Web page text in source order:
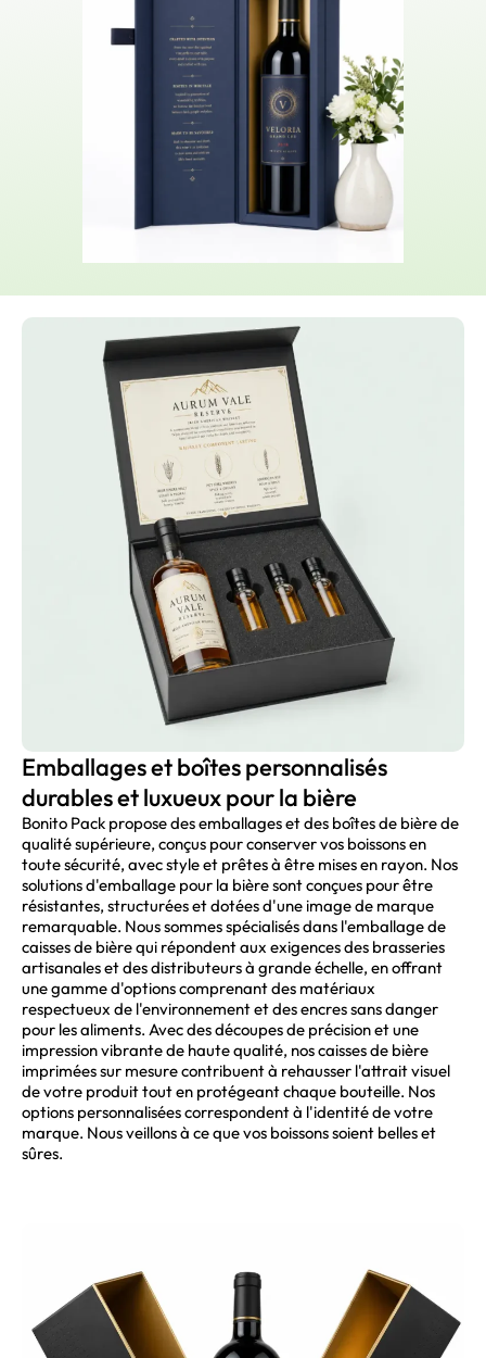
Emballages et boîtes personnalisés
durables et luxueux pour la bière
Bonito Pack propose des emballages et des boîtes de bière de
qualité supérieure, conçus pour conserver vos boissons en
toute sécurité, avec style et prêtes à être mises en rayon. Nos
solutions d'emballage pour la bière sont conçues pour être
résistantes, structurées et dotées d'une image de marque
remarquable. Nous sommes spécialisés dans l'emballage de
caisses de bière qui répondent aux exigences des brasseries
artisanales et des distributeurs à grande échelle, en offrant
une gamme d'options comprenant des matériaux
respectueux de l'environnement et des encres sans danger
pour les aliments. Avec des découpes de précision et une
impression vibrante de haute qualité, nos caisses de bière
imprimées sur mesure contribuent à rehausser l'attrait visuel
de votre produit tout en protégeant chaque bouteille. Nos
options personnalisées correspondent à l'identité de votre
marque. Nous veillons à ce que vos boissons soient belles et
sûres.